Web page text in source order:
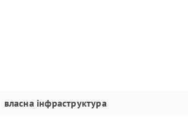
власна інфраструктура